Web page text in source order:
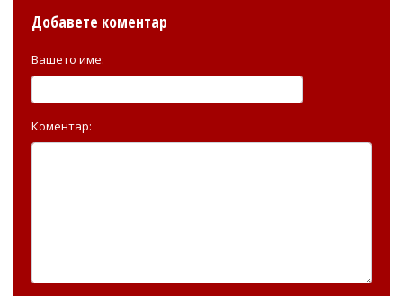
Добавете коментар
Вашето име:
Коментар: